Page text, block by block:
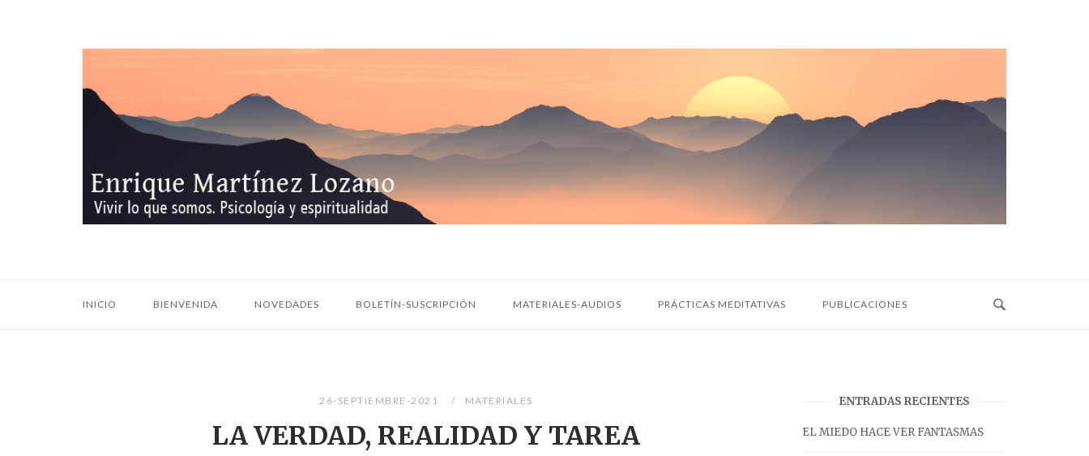
INICIO BIENVENIDA NOVEDADES BOLETÍN-SUSCRIPCIÓN MATERIALES-AUDIOS PRÁCTICAS MEDITATIVAS PUBLICACIONES
26-SEPTIEMBRE-2021 MATERIALES
LA VERDAD, REALIDAD Y TAREA
ENTRADAS RECIENTES
EL MIEDO HACE VER FANTASMAS